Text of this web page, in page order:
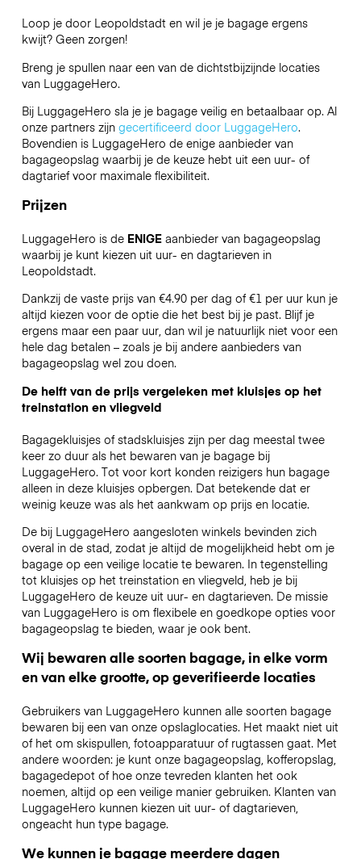
Loop je door Leopoldstadt en wil je je bagage ergens
kwijt? Geen zorgen!
Breng je spullen naar een van de dichtstbijzijnde locaties
van LuggageHero.
Bij LuggageHero sla je je bagage veilig en betaalbaar op. Al
onze partners zijn gecertificeerd door LuggageHero.
Bovendien is LuggageHero de enige aanbieder van
bagageopslag waarbij je de keuze hebt uit een uur- of
dagtarief voor maximale flexibiliteit.
Prijzen
LuggageHero is de ENIGEaanbieder van bagageopslag
waarbij je kunt kiezen uit uur- en dagtarieven in
Leopoldstadt.
Dankzij de vaste prijs van €4.90 per dag of €1 per uur kun je
altijd kiezen voor de optie die het best bij je past. Blijf je
ergens maar een paar uur, dan wil je natuurlijk niet voor een
hele dag betalen – zoals je bij andere aanbieders van
bagageopslag wel zou doen.
De helft van de prijs vergeleken met kluisjes op het
treinstation en vliegveld
Bagagekluisjes of stadskluisjes zijn per dag meestal twee
keer zo duur als het bewaren van je bagage bij
LuggageHero. Tot voor kort konden reizigers hun bagage
alleen in deze kluisjes opbergen. Dat betekende dat er
weinig keuze was als het aankwam op prijs en locatie.
De bij LuggageHero aangesloten winkels bevinden zich
overal in de stad, zodat je altijd de mogelijkheid hebt om je
bagage op een veilige locatie te bewaren. In tegenstelling
tot kluisjes op het treinstation en vliegveld, heb je bij
LuggageHero de keuze uit uur- en dagtarieven. De missie
van LuggageHero is om flexibele en goedkope opties voor
bagageopslag te bieden, waar je ook bent.
Wij bewaren alle soorten bagage, in elke vorm
en van elke grootte, op geverifieerde locaties
Gebruikers van LuggageHero kunnen alle soorten bagage
bewaren bij een van onze opslaglocaties. Het maakt niet uit
of het om skispullen, fotoapparatuur of rugtassen gaat. Met
andere woorden: je kunt onze bagageopslag, kofferopslag,
bagagedepot of hoe onze tevreden klanten het ook
noemen, altijd op een veilige manier gebruiken. Klanten van
LuggageHero kunnen kiezen uit uur- of dagtarieven,
ongeacht hun type bagage.
We kunnen je bagage meerdere dagen